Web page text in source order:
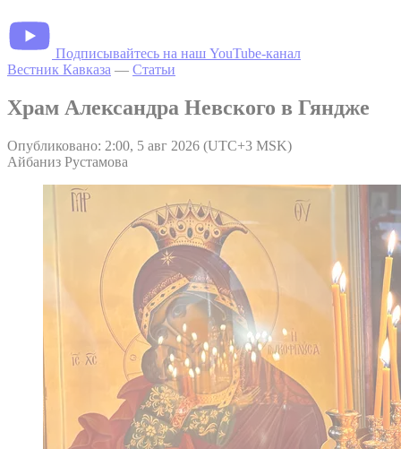
Подписывайтесь на наш YouTube-канал
Вестник Кавказа — Статьи
Храм Александра Невского в Гяндже
Опубликовано: 2:00, 5 авг 2026 (UTC+3 MSK)
Айбаниз Рустамова